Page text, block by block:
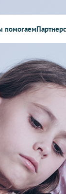
помогаем